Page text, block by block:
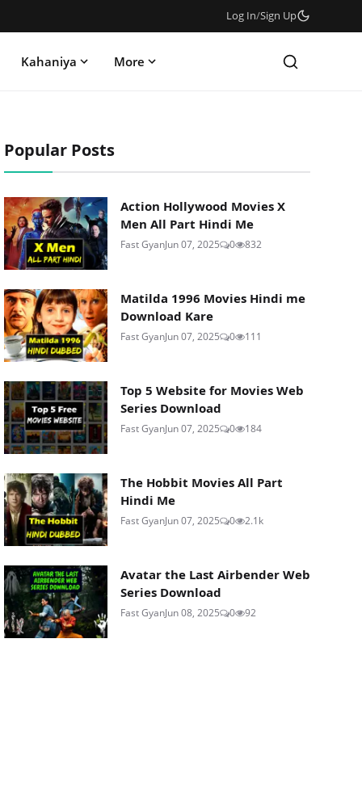
Log In/Sign Up
Kahaniya More
Popular Posts
Action Hollywood Movies X
Men All Part Hindi Me
Fast GyanJun 07, 2025 0 832
Matilda 1996 Movies Hindi me
Download Kare
Fast GyanJun 07, 2025 0 111
Top 5 Website for Movies Web
Series Download
Fast GyanJun 07, 2025 0 184
The Hobbit Movies All Part
Hindi Me
Fast GyanJun 07, 2025 0 2.1k
Avatar the Last Airbender Web
Series Download
Fast GyanJun 08, 2025 0 92